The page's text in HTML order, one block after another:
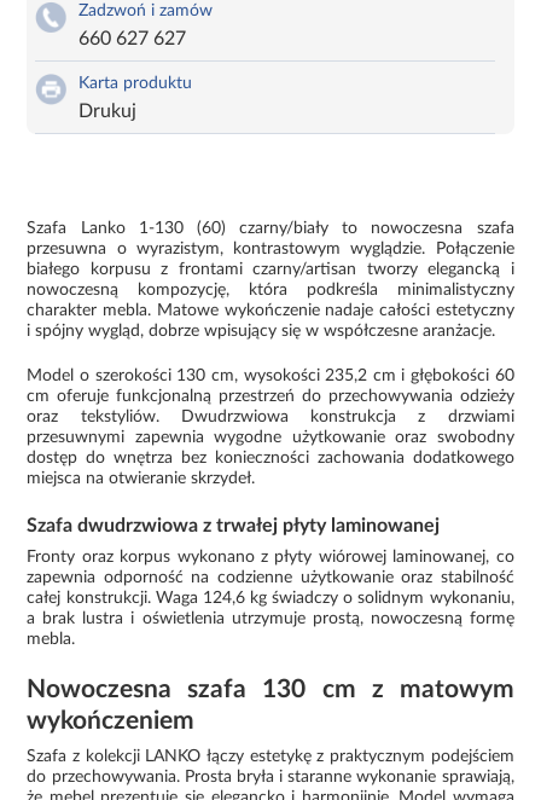
Zadzwoń i zamów
660 627 627
Karta produktu
Drukuj
Szafa Lanko 1-130 (60) czarny/biały to nowoczesna szafa
przesuwna o wyrazistym, kontrastowym wyglądzie. Połączenie
białego korpusu z frontami czarny/artisan tworzy elegancką i
nowoczesną kompozycję, która podkreśla minimalistyczny
charakter mebla. Matowe wykończenie nadaje całości estetyczny
i spójny wygląd, dobrze wpisujący się w współczesne aranżacje.
Model o szerokości 130 cm, wysokości 235,2 cm i głębokości 60
cm oferuje funkcjonalną przestrzeń do przechowywania odzieży
oraz tekstyliów. Dwudrzwiowa konstrukcja z drzwiami
przesuwnymi zapewnia wygodne użytkowanie oraz swobodny
dostęp do wnętrza bez konieczności zachowania dodatkowego
miejsca na otwieranie skrzydeł.
Szafa dwudrzwiowa z trwałej płyty laminowanej
Fronty oraz korpus wykonano z płyty wiórowej laminowanej, co
zapewnia odporność na codzienne użytkowanie oraz stabilność
całej konstrukcji. Waga 124,6 kg świadczy o solidnym wykonaniu,
a brak lustra i oświetlenia utrzymuje prostą, nowoczesną formę
mebla.
Nowoczesna szafa 130 cm z matowym
wykończeniem
Szafa z kolekcji LANKO łączy estetykę z praktycznym podejściem
do przechowywania. Prosta bryła i staranne wykonanie sprawiają,